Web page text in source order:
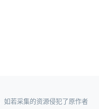
如若采集的资源侵犯了原作者